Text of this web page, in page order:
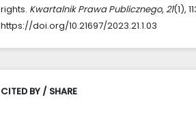
rights. Kwartalnik Prawa Publicznego, 21(1),
https://doi.org/10.21697/2023.21.1.03
CITED BY / SHARE